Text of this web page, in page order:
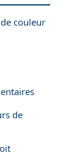
couleur
de